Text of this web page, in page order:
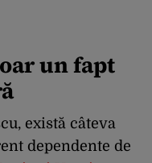
un fapt
există câteva
dependente de